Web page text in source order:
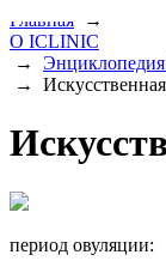
Главная →
О ICLINIC
→
→
период овуляции: